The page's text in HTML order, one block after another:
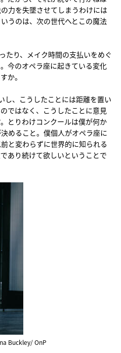
力を失墜させてしまうわけには
うのは、次の世代へとこの魔法
たり、メイク時間の支払いをめぐ
今のオペラ座に起きている変化
か。
し、こうしたことには距離を置い
ではなく、こうしたことに意見
とりわけコンクールは僕が何か
めること。僕個人がオペラ座に
と変わらずに世界的に知られる
あり続けて欲しいということで
Buckley/ OnP